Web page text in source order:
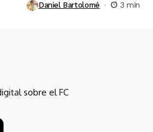
Daniel Bartolomé 3 min
sobre el FC